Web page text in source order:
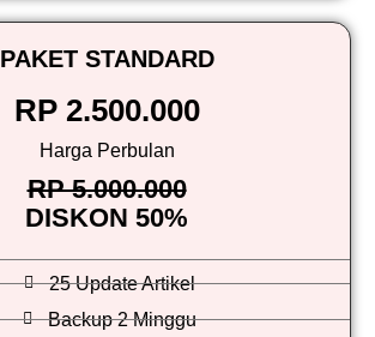
PAKET STANDARD
RP 2.500.000
Harga Perbulan
RP 5.000.000
DISKON 50%
25 Update Artikel
Backup 2 Minggu